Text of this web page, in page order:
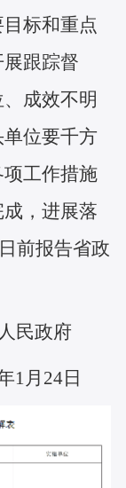
标和重点
跟踪督
成效不明
位要千方
工作措施
，进展落
前报告省政
人民政府
1月24日